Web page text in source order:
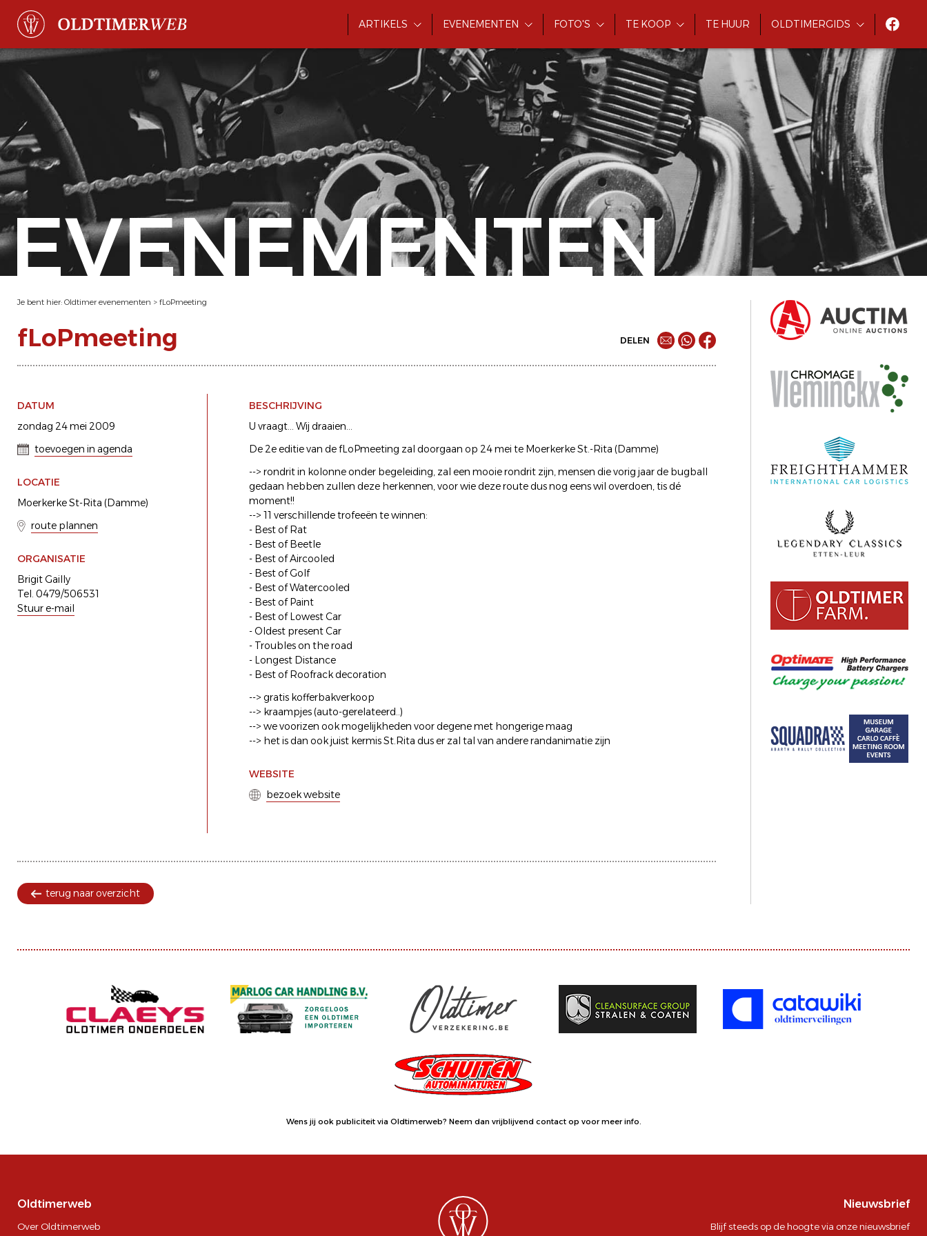
ARTIKELS EVENEMENTEN FOTO'S TE KOOP TE HUUR OLDTIMERGIDS
EVENEMENTEN
Je bent hier: Oldtimer evenementen > fLoPmeeting
fLoPmeeting DELEN
DATUM
zondag 24 mei 2009
toevoegen in agenda
LOCATIE
Moerkerke St-Rita (Damme)
route plannen
ORGANISATIE
Brigit Gailly
Tel. 0479/506531
Stuur e-mail
BESCHRIJVING
U vraagt... Wij draaien...
De 2e editie van de fLoPmeeting zal doorgaan op 24 mei te Moerkerke St.-Rita (Damme)
--> rondrit in kolonne onder begeleiding, zal een mooie rondrit zijn, mensen die vorig jaar de bugball
gedaan hebben zullen deze herkennen, voor wie deze route dus nog eens wil overdoen, tis dé
moment!!
--> 11 verschillende trofeeën te winnen:
- Best of Rat
- Best of Beetle
- Best of Aircooled
- Best of Golf
- Best of Watercooled
- Best of Paint
- Best of Lowest Car
- Oldest present Car
- Troubles on the road
- Longest Distance
- Best of Roofrack decoration
--> gratis kofferbakverkoop
--> kraampjes (auto-gerelateerd..)
--> we voorizen ook mogelijkheden voor degene met hongerige maag
--> het is dan ook juist kermis St.Rita dus er zal tal van andere randanimatie zijn
WEBSITE
bezoek website
terug naar overzicht
Wens jij ook publiciteit via Oldtimerweb? Neem dan vrijblijvend contact op voor meer info.
Oldtimerweb
Over Oldtimerweb
Nieuwsbrief
Blijf steeds op de hoogte via onze nieuwsbrief